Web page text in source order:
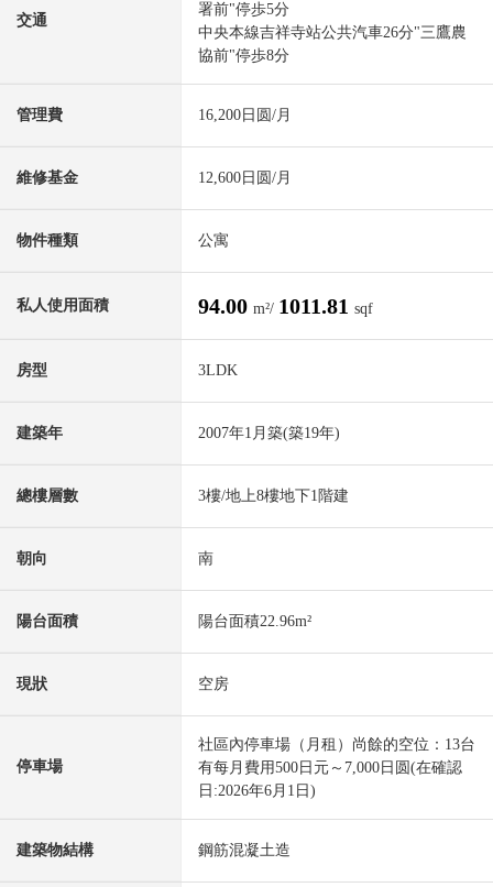
交通
署前"停歩5分
中央本線吉祥寺站公共汽車26分"三鷹農
協前"停歩8分
管理費 16,200日圆/月
維修基金 12,600日圆/月
物件種類 公寓
私人使用面積 94.00 m²/ 1011.81 sqf
房型 3LDK
建築年 2007年1月築(築19年)
總樓層數 3樓/地上8樓地下1階建
朝向 南
陽台面積 陽台面積22.96m²
現狀 空房
停車場
社區內停車場（月租）尚餘的空位：13台
有每月費用500日元～7,000日圆(在確認
日:2026年6月1日)
建築物結構 鋼筋混凝土造